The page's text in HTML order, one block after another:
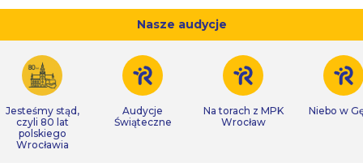
Nasze audycje
Jesteśmy stąd,
czyli 80 lat
polskiego
Wrocławia
Audycje
Świąteczne
Na torach z MPK
Wrocław
Niebo w